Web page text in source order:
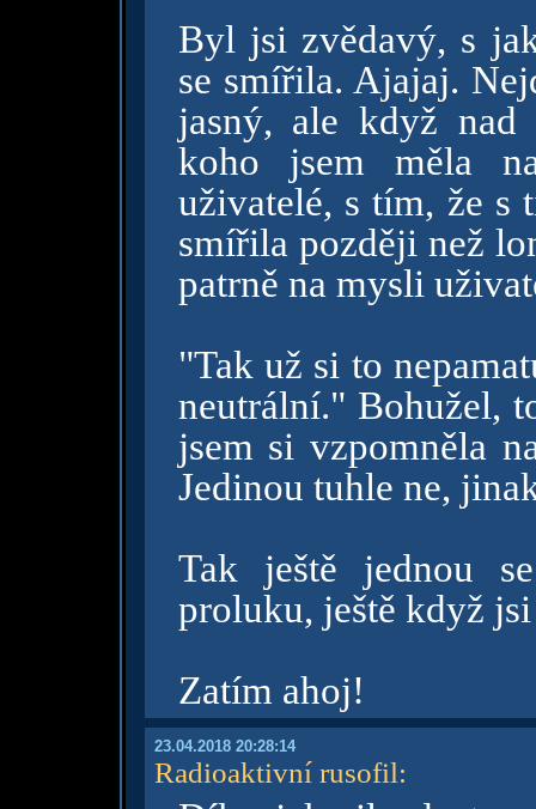
Byl jsi zvědavý, s
se smířila. Ajajaj.
jasný, ale když
koho jsem měla
uživatelé, s tím, že s
smířila později než
patrně na mysli
"Tak už si to
neutrální." Bohužel,
jsem si vzpomněla
Jedinou tuhle ne,
Tak ještě jednou
proluku, ještě když
Zatím ahoj!
23.04.2018 20:28:14
Radioaktivní rusofil: